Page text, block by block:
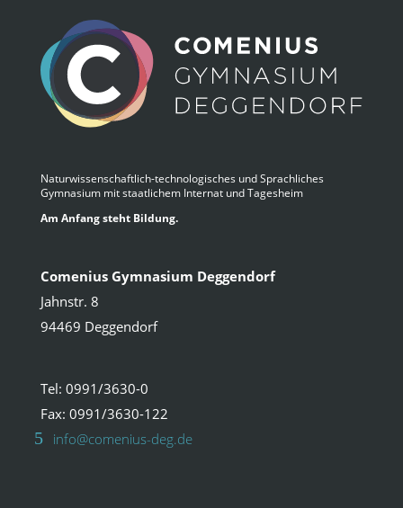
Naturwissenschaftlich-technologisches und Sprachliches
Gymnasium mit staatlichem Internat und Tagesheim
Am Anfang steht Bildung.
Comenius Gymnasium Deggendorf
Jahnstr. 8
94469 Deggendorf
Tel: 0991/3630-0
Fax: 0991/3630-122
info@comenius-deg.de